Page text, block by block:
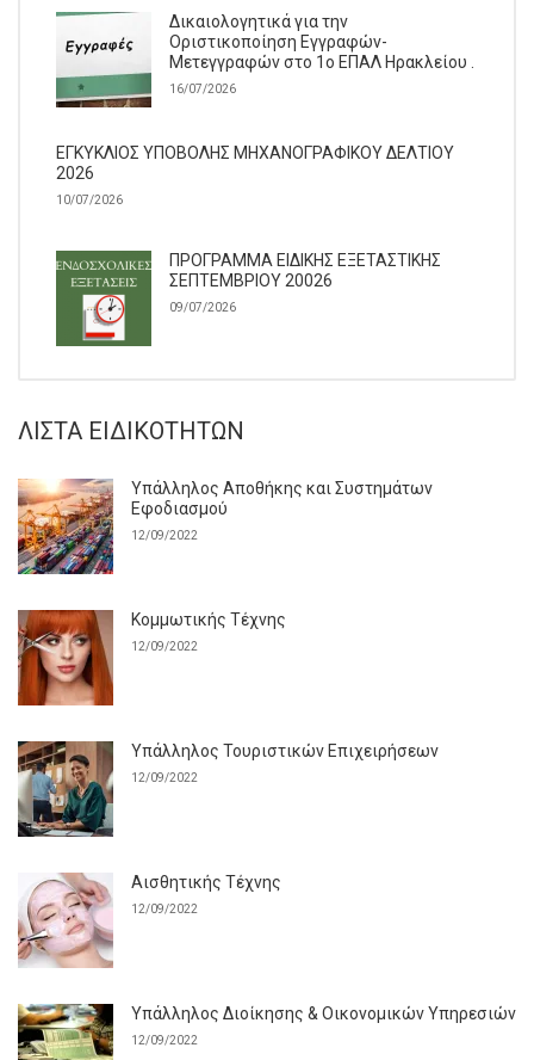
Δικαιολογητικά για την
Οριστικοποίηση Εγγραφών-
Μετεγγραφών στο 1ο ΕΠΑΛ Ηρακλείου .
16/07/2026
ΕΓΚΥΚΛΙΟΣ ΥΠΟΒΟΛΗΣ ΜΗΧΑΝΟΓΡΑΦΙΚΟΥ ΔΕΛΤΙΟΥ
2026
10/07/2026
ΠΡΟΓΡΑΜΜΑ ΕΙΔΙΚΗΣ ΕΞΕΤΑΣΤΙΚΗΣ
ΣΕΠΤΕΜΒΡΙΟΥ 20026
09/07/2026
ΛΊΣΤΑ ΕΙΔΙΚΟΤΉΤΩΝ
Υπάλληλος Αποθήκης και Συστημάτων
Εφοδιασμού
12/09/2022
Κομμωτικής Τέχνης
12/09/2022
Υπάλληλος Τουριστικών Επιχειρήσεων
12/09/2022
Αισθητικής Τέχνης
12/09/2022
Υπάλληλος Διοίκησης & Οικονομικών Υπηρεσιών
12/09/2022